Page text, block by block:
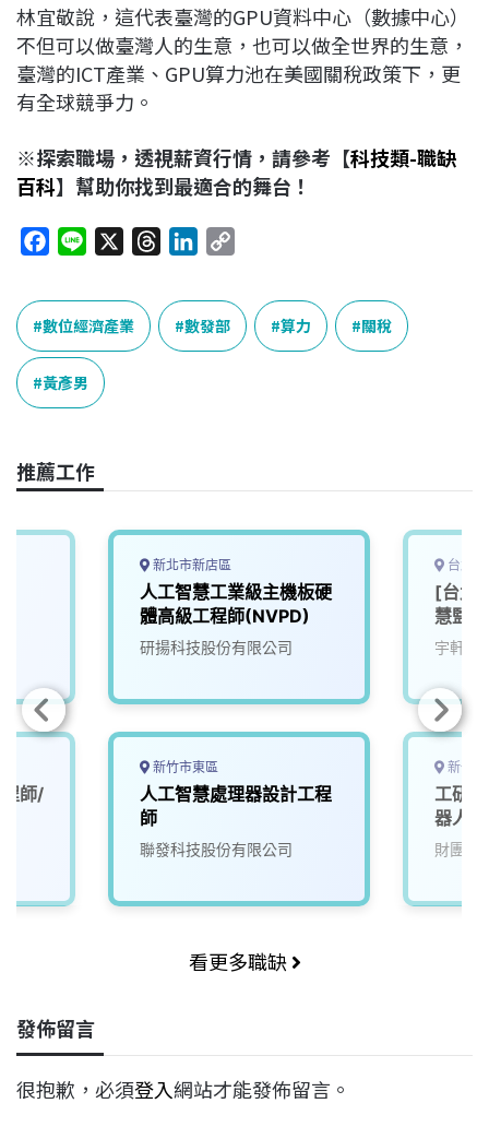
林宜敬說，這代表臺灣的GPU資料中心（數據中心）
不但可以做臺灣人的生意，也可以做全世界的生意，
臺灣的ICT產業、GPU算力池在美國關稅政策下，更
有全球競爭力。
※探索職場，透視薪資行情，請參考【科技類-職缺
百科】幫助你找到最適合的舞台！
c
e
b
o
o
n
e
e
a
n
k
e
p
L
數位經濟產業 數發部 算力 關稅
黃彥男
推薦工作
師/
新北市新店區
人工智慧工業級主機板硬
體高級工程師(NVPD)
研揚科技股份有限公司
新竹市東區
人工智慧處理器設計工程
師
聯發科技股份有限公司
台北
[台北
慧監
宇軒綠
新竹
工研
器人
財團法
看更多職缺
發佈留言
很抱歉，必須登入網站才能發佈留言。